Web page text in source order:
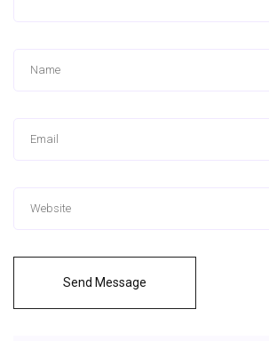
Send Message